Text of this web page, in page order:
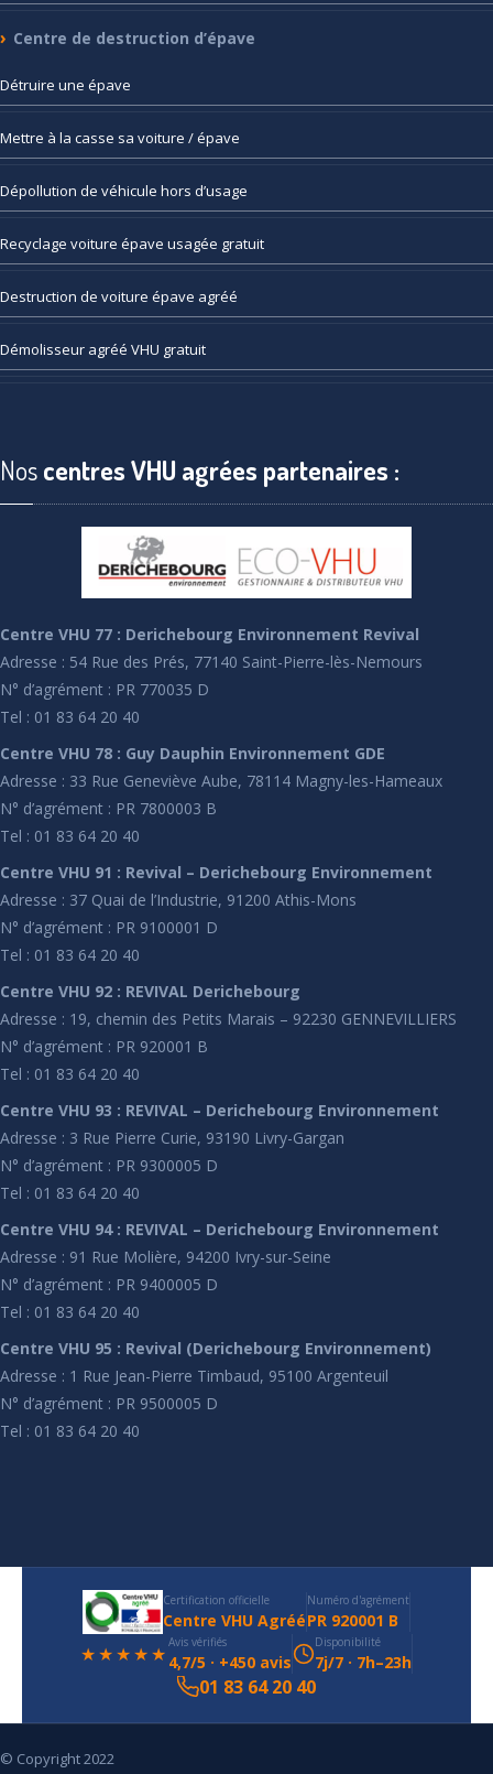
Centre de destruction d’épave
Détruire une épave
Mettre à la casse sa voiture / épave
Dépollution de véhicule hors d’usage
Recyclage voiture épave usagée gratuit
Destruction de voiture épave agréé
Démolisseur agréé VHU gratuit
Noscentres VHU agrées partenaires :
Centre VHU 77 : Derichebourg Environnement Revival
Adresse : 54 Rue des Prés, 77140 Saint-Pierre-lès-Nemours
N° d’agrément : PR 770035 D
Tel : 01 83 64 20 40
Centre VHU 78 : Guy Dauphin Environnement GDE
Adresse : 33 Rue Geneviève Aube, 78114 Magny-les-Hameaux
N° d’agrément : PR 7800003 B
Tel : 01 83 64 20 40
Centre VHU 91 : Revival – Derichebourg Environnement
Adresse : 37 Quai de l’Industrie, 91200 Athis-Mons
N° d’agrément : PR 9100001 D
Tel : 01 83 64 20 40
Centre VHU 92 : REVIVAL Derichebourg
Adresse : 19, chemin des Petits Marais – 92230 GENNEVILLIERS
N° d’agrément : PR 920001 B
Tel : 01 83 64 20 40
Centre VHU 93 : REVIVAL – Derichebourg Environnement
Adresse : 3 Rue Pierre Curie, 93190 Livry-Gargan
N° d’agrément : PR 9300005 D
Tel : 01 83 64 20 40
Centre VHU 94 : REVIVAL – Derichebourg Environnement
Adresse : 91 Rue Molière, 94200 Ivry-sur-Seine
N° d’agrément : PR 9400005 D
Tel : 01 83 64 20 40
Centre VHU 95 : Revival (Derichebourg Environnement)
Adresse : 1 Rue Jean-Pierre Timbaud, 95100 Argenteuil
N° d’agrément : PR 9500005 D
Tel : 01 83 64 20 40
Certification officielle
Centre VHU Agréé
Numéro d'agrément
PR 920001 B
★★★★★ Avis vérifiés
4,7/5 · +450 avis
Disponibilité
7j/7 · 7h–23h
01 83 64 20 40
© Copyright 2022